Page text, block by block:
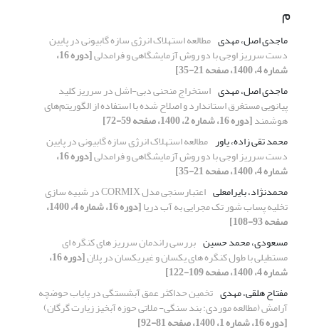
م
ماجدی اصل، مهدی مطالعه استهلاک انرژی سازه گابیونی در پایین
دست سرریز اوجی با دو روش آزمایشگاهی و فرامدلی [دوره 16،
شماره 4، 1400، صفحه 21-35]
ماجدی اصل، مهدی استخراج منحنی دبی-اشل در سرریز کلید
پیانویی مستغرق استاندارد و اصلاح شده با استفاده از الگوریتم‌های
هوشمند[دوره 16، شماره 2، 1400، صفحه 59-72]
محمد تقی زاده، یاور مطالعه استهلاک انرژی سازه گابیونی در پایین
دست سرریز اوجی با دو روش آزمایشگاهی و فرامدلی [دوره 16،
شماره 4، 1400، صفحه 21-35]
محمدنژاد، بایرامعلی
اعتبارسنجی مدل CORMIX در شبیه سازی
تخلیه پساب شور تک مجرایی به آب دریا [دوره 16، شماره 4، 1400،
صفحه 93-108]
مسعودی، محمد حسین بررسی راندمان سرریز های کنگره ای
مستطیلی با طول کنگره های یکسان و غیریکسان در پلان [دوره 16،
شماره 4، 1400، صفحه 109-122]
مفتاح هلقی، مهدی تخمین حداکثر عمق آبشستگی در پایاب حوضچه
آرامش (مطالعه موردی: بند سنگی- ملاتی حوزه آبخیز زیارت گرگان)
[دوره 16، شماره 1، 1400، صفحه 81-92]